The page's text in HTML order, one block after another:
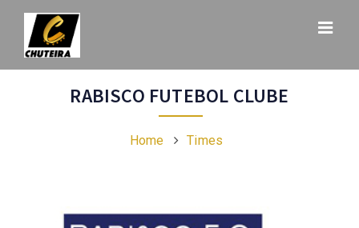
RABISCO FUTEBOL CLUBE
Home Times